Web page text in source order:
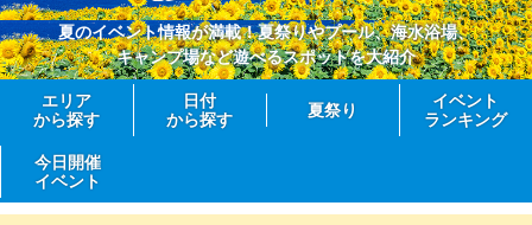
夏のイベント情報が満載！夏祭りやプール、海水浴場、
キャンプ場など遊べるスポットを大紹介
エリア
から探す
日付
から探す
夏祭り
イベント
ランキング
今日開催
イベント